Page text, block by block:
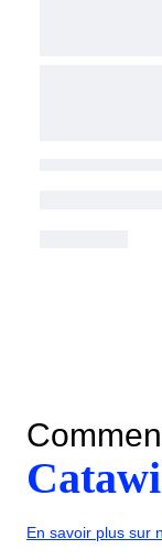
En savoir plus sur